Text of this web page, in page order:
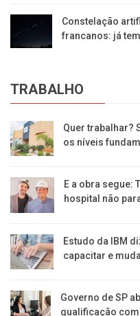
Constelação
francanos: já
TRABALHO
Quer trabalhar?
os níveis
E a obra segue:
hospital não
Estudo da IBM
capacitar e
Governo de SP
qualificação